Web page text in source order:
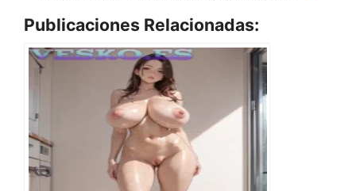
Publicaciones Relacionadas: